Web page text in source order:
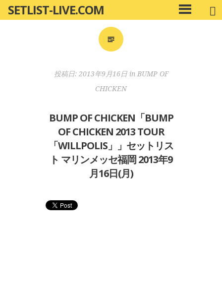
ン
SETLIST-LIVE.COM
メ
イ
投稿日: 2013年9月16日in BUMP OF
CHICKEN
BUMP OF CHICKEN「BUMP
OF CHICKEN 2013 TOUR
「WILLPOLIS」」セットリス
ト マリンメッセ福岡 2013年9
月16日(月)